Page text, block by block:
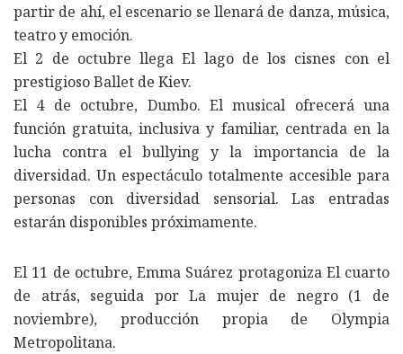
partir de ahí, el escenario se llenará de danza, música,
teatro y emoción.
El 2 de octubre llega El lago de los cisnes con el
prestigioso Ballet de Kiev.
El 4 de octubre, Dumbo. El musical ofrecerá una
función gratuita, inclusiva y familiar, centrada en la
lucha contra el bullying y la importancia de la
diversidad. Un espectáculo totalmente accesible para
personas con diversidad sensorial. Las entradas
estarán disponibles próximamente.
El 11 de octubre, Emma Suárez protagoniza El cuarto
de atrás, seguida por La mujer de negro (1 de
noviembre), producción propia de Olympia
Metropolitana.